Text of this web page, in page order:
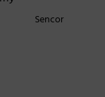
Sencor